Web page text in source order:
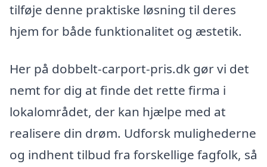
tilføje denne praktiske løsning til deres
hjem for både funktionalitet og æstetik.
Her på dobbelt-carport-pris.dk gør vi det
nemt for dig at finde det rette firma i
lokalområdet, der kan hjælpe med at
realisere din drøm. Udforsk mulighederne
og indhent tilbud fra forskellige fagfolk, så